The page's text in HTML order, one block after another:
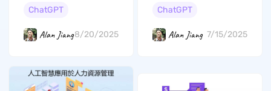
ChatGPT
Alan Jiang8/20/2025
ChatGPT
Alan Jiang 7/15/2025